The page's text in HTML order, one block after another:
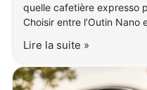
quelle cafetière expresso
Choisir entre l’Outin Nano
Lire la suite »